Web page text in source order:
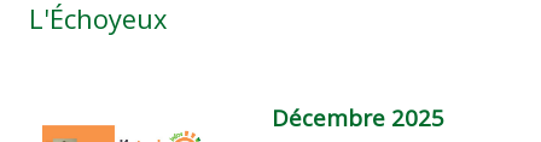
L'Échoyeux
Décembre 2025